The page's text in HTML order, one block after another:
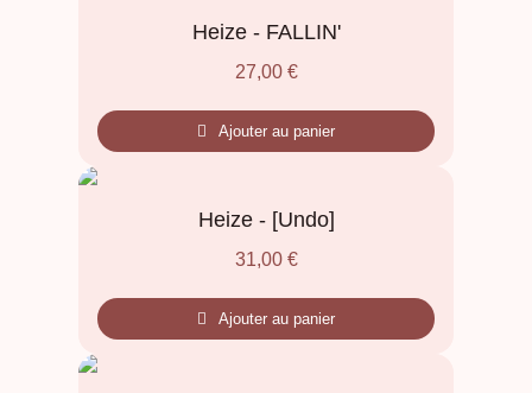
Heize - FALLIN'
27,00 €
Ajouter au panier
Heize - [Undo]
31,00 €
Ajouter au panier